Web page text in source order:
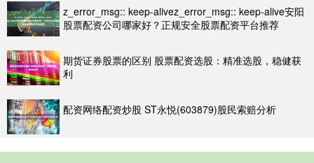
z_error_msg:: keep-alivez_error_msg:: keep-alive安阳
股票配资公司哪家好？正规安全股票配资平台推荐
期货证券股票的区别 股票配资选股：精准选股，稳健获
利
配资网络配资炒股 ST永悦(603879)股民索赔分析